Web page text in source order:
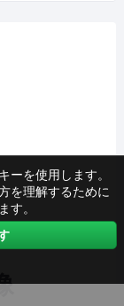
ーを使用します。
を理解するために
す。